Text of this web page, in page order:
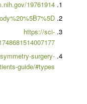
19761914/
https://sci-
surgery-
guide/#types